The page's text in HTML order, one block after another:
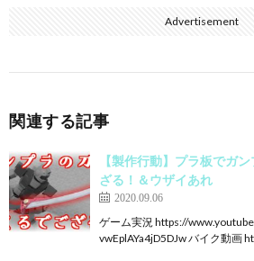
Advertisement
関連する記事
【製作行動】プラ板でガ
ざる！＆ウザイあれ
2020.09.06
ゲーム実況 https://
vwEplAYa4jD5DJw バイク動画